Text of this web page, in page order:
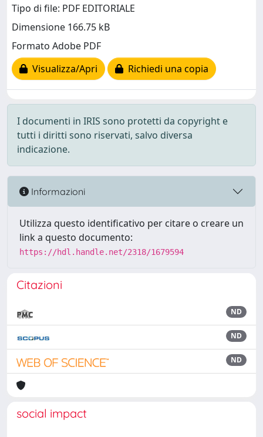
Tipo di file: PDF EDITORIALE
Dimensione 166.75 kB
Formato Adobe PDF
Visualizza/Apri
Richiedi una copia
I documenti in IRIS sono protetti da copyright e
tutti i diritti sono riservati, salvo diversa
indicazione.
Informazioni
Utilizza questo identificativo per citare o creare un
link a questo documento:
https://hdl.handle.net/2318/1679594
Citazioni
ND
ND
ND
social impact